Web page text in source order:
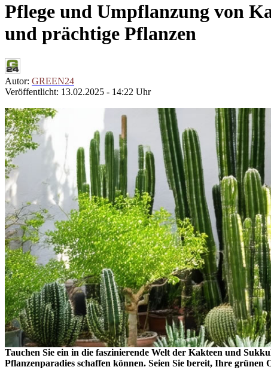
Pflege und Umpflanzung von
und prächtige Pflanzen
Autor: GREEN24
Veröffentlicht: 13.02.2025 - 14:22 Uhr
Tauchen Sie ein in die faszinierende Welt der Kakteen und
Pflanzenparadies schaffen können. Seien Sie bereit, Ihre